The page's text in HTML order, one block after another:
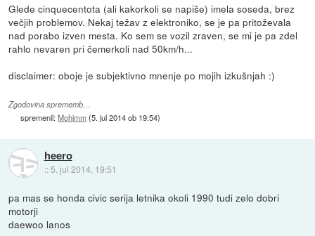
Glede cinquecentota (ali kakorkoli se napiše) imela soseda, brez
večjih problemov. Nekaj težav z elektroniko, se je pa pritoževala
nad porabo izven mesta. Ko sem se vozil zraven, se mi je pa zdel
rahlo nevaren pri čemerkoli nad 50km/h...
disclaimer: oboje je subjektivno mnenje po mojih izkušnjah :)
Zgodovina sprememb…
spremenil:Mohimm(5. jul 2014 ob 19:54)
heero
:: 5. jul 2014, 19:51
pa mas se honda civic serija letnika okoli 1990 tudi zelo dobri
motorji
daewoo lanos